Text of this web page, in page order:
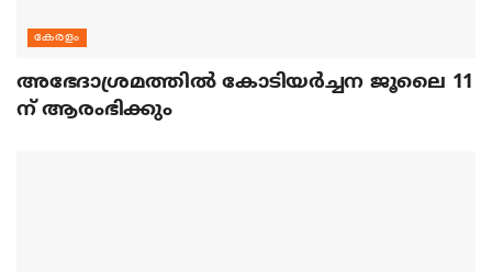
കേരളം
അഭേദാശ്രമത്തില്‍ കോടിയര്‍ച്ചന ജൂലൈ 11
ന് ആരംഭിക്കും